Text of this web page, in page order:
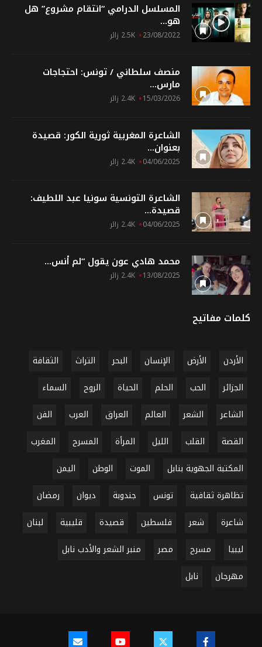
المسلسل الدرامي “انتقام مشروع” هل
هو...
23/08/2022 2.5K زائر
منصف سلطاني / تونس: احتجاجات
مارس...
15/03/2026 2.4K زائر
الشاعرة المغربية ثورية الكور: قصيدة
بعنوان...
04/06/2025 2.4K زائر
الشاعرة التونسية سونيا عبد اللطيف:
قصيدة...
04/06/2025 2.4K زائر
محمد هادي عون يقول “لم أنس...
13/08/2025 2.4K زائر
كلمات مفاتيح
الأردن الأرض الإنسان البحر التراث
الثقافة
الجزائر
الحب الحلم الحياة الروح
السماء
الشاعر
الشعر العالم العراق العرب
الفن
القصة
القلب الليل المرأة المسرح
المغرب
المكتبة الجهوية بنابل
الموت الوطن
اليمن
تظاهرة ثقافية
تونس جندوبة ديوان
رمضان
شاعرة
شعر فلسطين قصيدة قليبية
لبنان
ليبيا
مسرح مصر
منبر الشعر والأدب نابل
مهرجان
نابل